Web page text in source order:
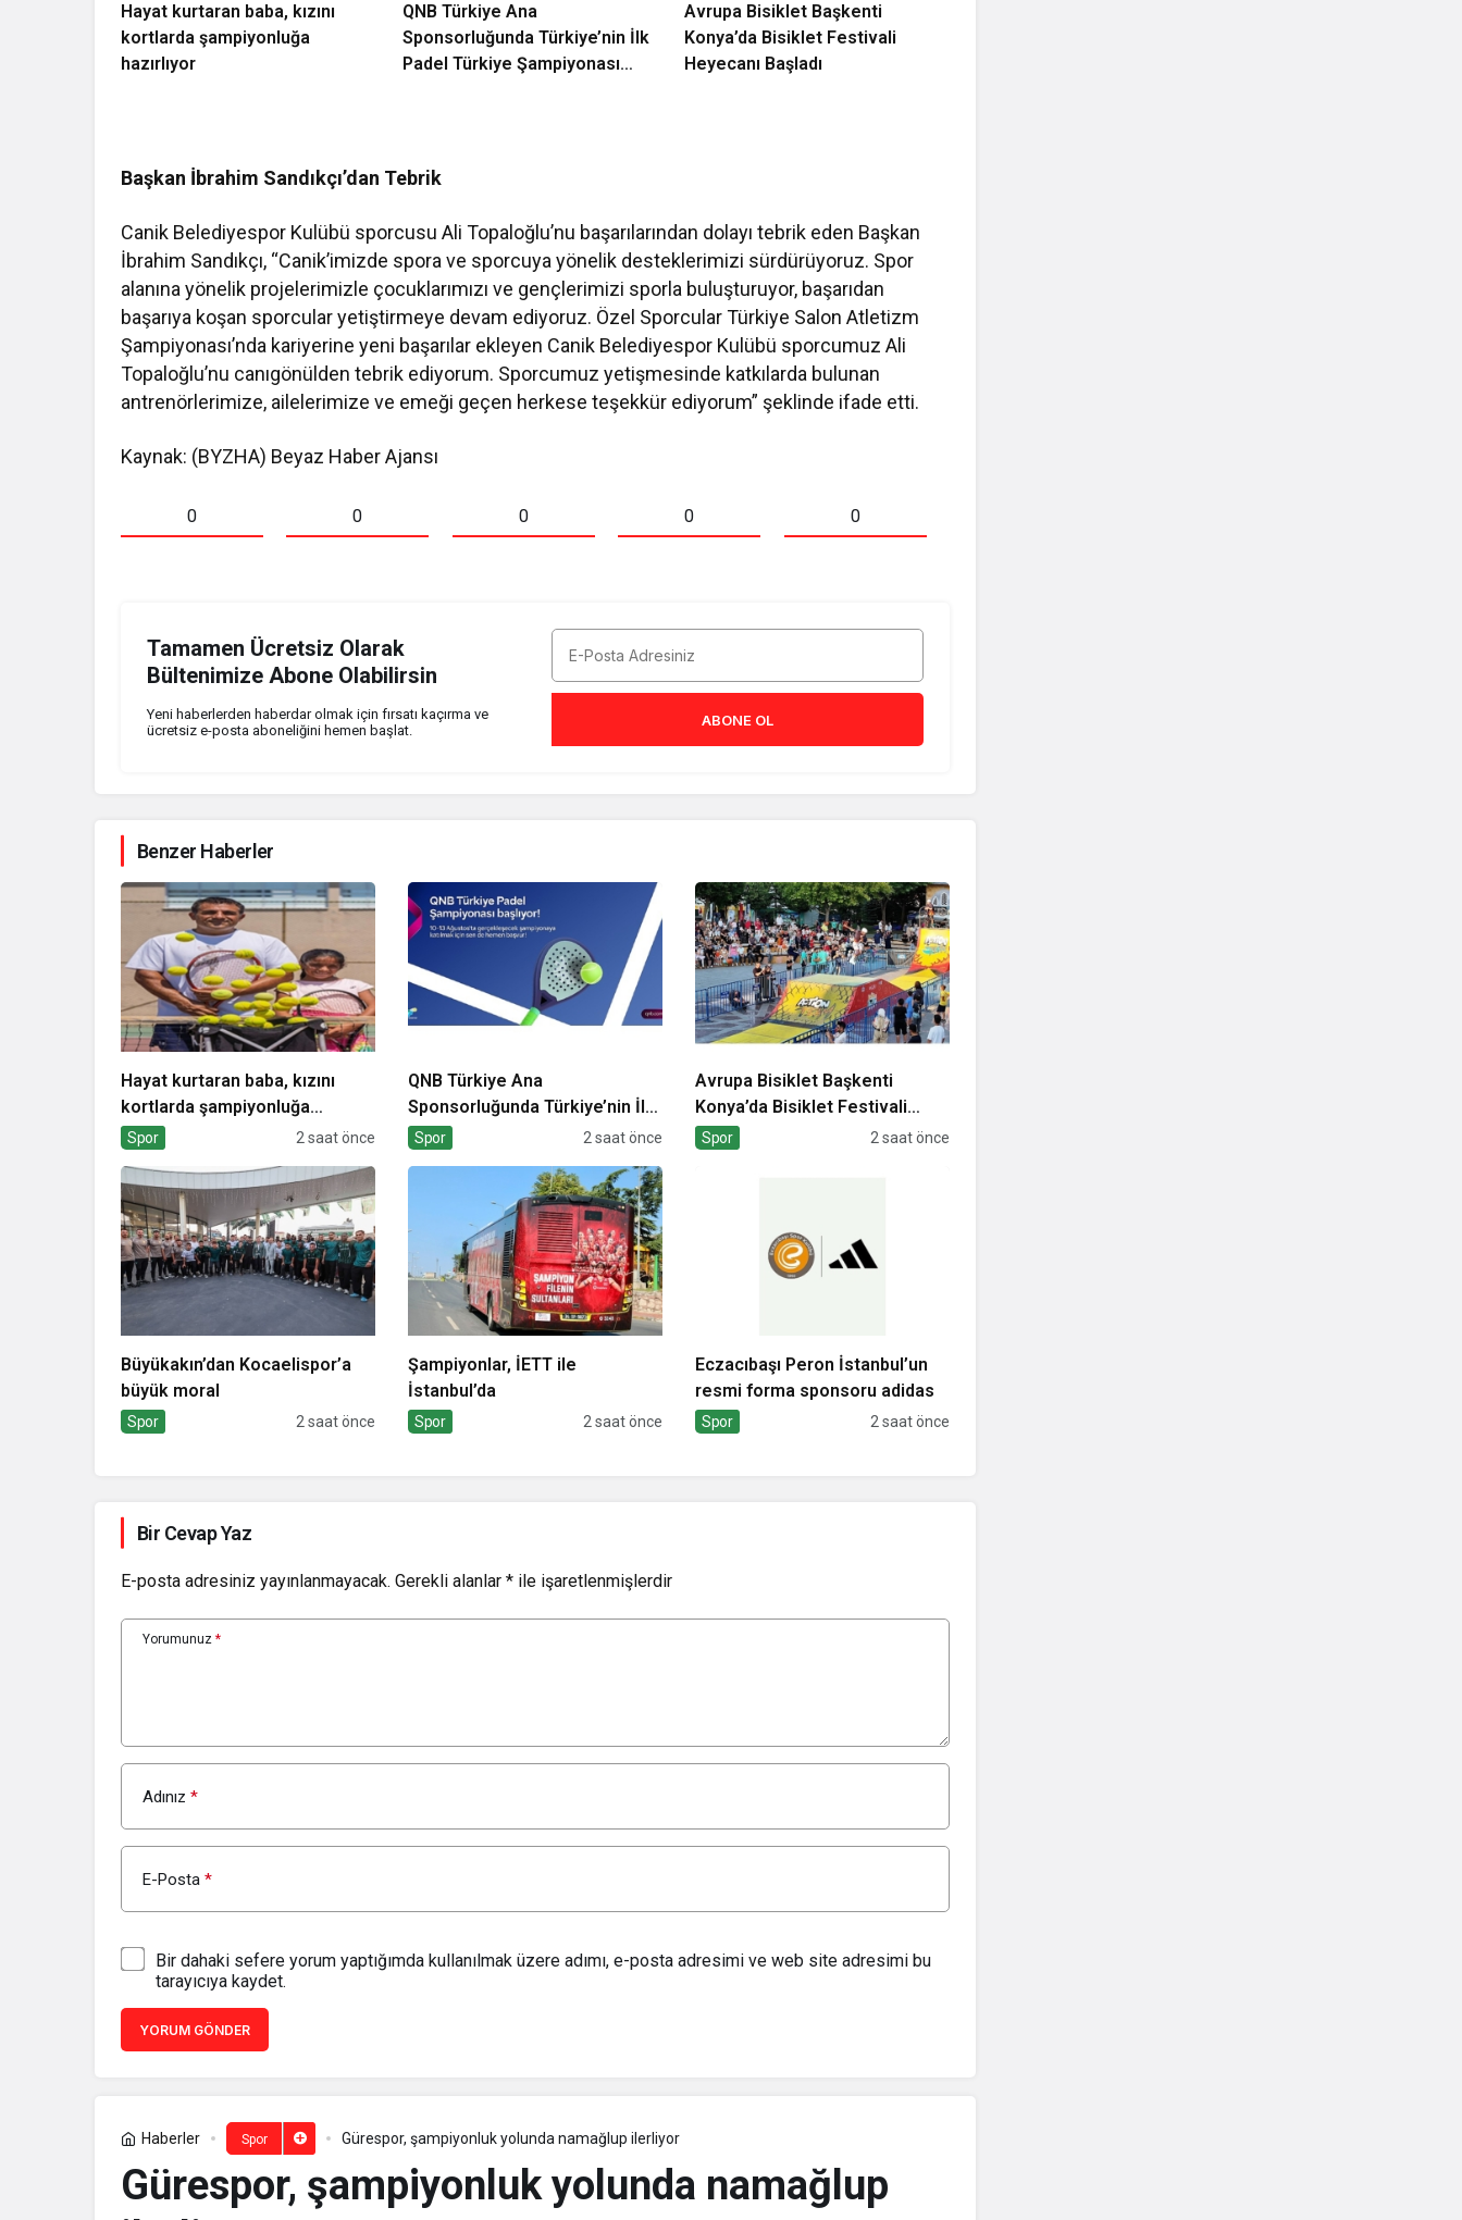
Hayat kurtaran baba, kızını
kortlarda şampiyonluğa
hazırlıyor
QNB Türkiye Ana
Sponsorluğunda Türkiye’nin İlk
Padel Türkiye Şampiyonası
Avrupa Bisiklet Başkenti
Konya’da Bisiklet Festivali
Heyecanı Başladı
Başkan İbrahim Sandıkçı’dan Tebrik
Canik Belediyespor Kulübü sporcusu Ali Topaloğlu’nu başarılarından dolayı tebrik eden Başkan
İbrahim Sandıkçı, “Canik’imizde spora ve sporcuya yönelik desteklerimizi sürdürüyoruz. Spor
alanına yönelik projelerimizle çocuklarımızı ve gençlerimizi sporla buluşturuyor, başarıdan
başarıya koşan sporcular yetiştirmeye devam ediyoruz. Özel Sporcular Türkiye Salon Atletizm
Şampiyonası’nda kariyerine yeni başarılar ekleyen Canik Belediyespor Kulübü sporcumuz Ali
Topaloğlu’nu canıgönülden tebrik ediyorum. Sporcumuz yetişmesinde katkılarda bulunan
antrenörlerimize, ailelerimize ve emeği geçen herkese teşekkür ediyorum” şeklinde ifade etti.
Kaynak: (BYZHA) Beyaz Haber Ajansı
0 0 0 0 0
Tamamen Ücretsiz Olarak
Bültenimize Abone Olabilirsin
Yeni haberlerden haberdar olmak için fırsatı kaçırma ve
ücretsiz e-posta aboneliğini hemen başlat.
ABONE OL
Benzer Haberler
Hayat kurtaran baba, kızını
kortlarda şampiyonluğa
hazırlıyor
Spor 2 saat önce
QNB Türkiye Ana
Sponsorluğunda Türkiye’nin İlk
Padel Türkiye Şampiyonası
Spor 2 saat önce
Avrupa Bisiklet Başkenti
Konya’da Bisiklet Festivali
Heyecanı Başladı
Spor 2 saat önce
Büyükakın’dan Kocaelispor’a
büyük moral
Spor 2 saat önce
Şampiyonlar, İETT ile
İstanbul’da
Spor 2 saat önce
Eczacıbaşı Peron İstanbul’un
resmi forma sponsoru adidas
Spor 2 saat önce
Bir Cevap Yaz
E-posta adresiniz yayınlanmayacak. Gerekli alanlar * ile işaretlenmişlerdir
Yorumunuz *
Adınız *
E-Posta *
Bir dahaki sefere yorum yaptığımda kullanılmak üzere adımı, e-posta adresimi ve web site adresimi bu
tarayıcıya kaydet.
YORUM GÖNDER
Haberler Spor Gürespor, şampiyonluk yolunda namağlup ilerliyor
Gürespor, şampiyonluk yolunda namağlup